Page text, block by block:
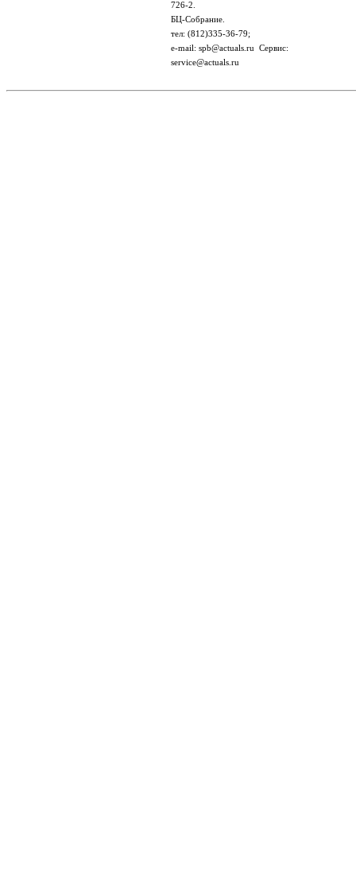
726-2.
БЦ-Собрание.
тел: (812)335-36-79;
e-mail: spb@actuals.ru Сервис:
service@actuals.ru